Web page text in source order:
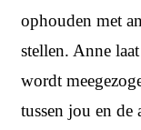
ophouden met
stellen. Anne
wordt
tussen jou en de